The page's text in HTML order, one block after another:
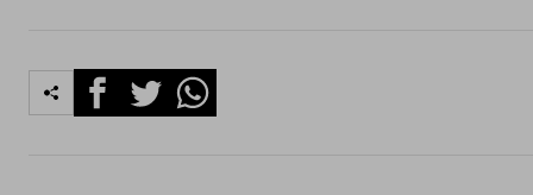
FacebookTwitterWhatsapp